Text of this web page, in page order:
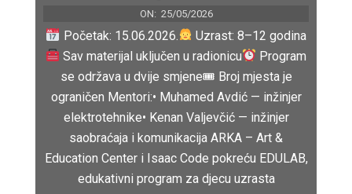
ON: 25/05/2026
Početak: 15.06.2026.
Uzrast: 8–12 godina
Sav materijal uključen u radionicu
Program
se održava u dvije smjene🎟 Broj mjesta je
ograničen Mentori:• Muhamed Avdić — inžinjer
elektrotehnike• Kenan Valjevčić — inžinjer
saobraćaja i komunikacija ARKA – Art &
Education Center i Isaac Code pokreću EDULAB,
edukativni program za djecu uzrasta